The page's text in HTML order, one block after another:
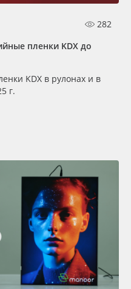
282
пленки KDX до
KDX в рулонах и в
г.